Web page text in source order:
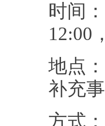
时间
12:00
地点
补充事
方式：